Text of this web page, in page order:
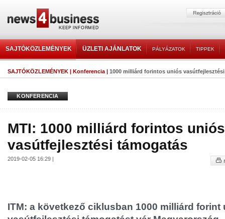
SAJTÓKÖZLEMÉNYEK ÜZLETI AJÁNLATOK PÁLYÁZATOK TIPPEK
SAJTÓKÖZLEMÉNYEK | Konferencia | 1000 milliárd forintos uniós
KONFERENCIA
MTI: 1000 milliárd forintos uniós
vasútfejlesztési támogatás
2019-02-05 16:29 |
ITM: a következő ciklusban 1000 milliárd forint